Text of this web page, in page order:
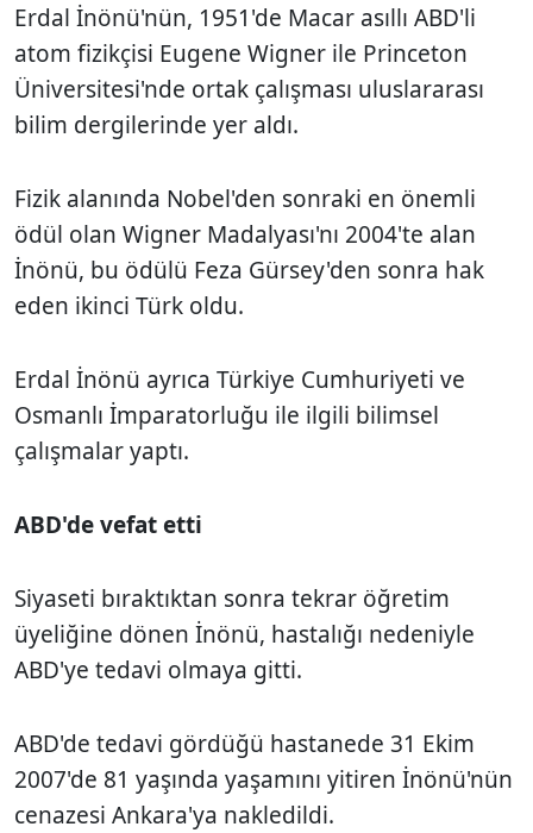
Erdal İnönü'nün, 1951'de Macar asıllı ABD'li
atom fizikçisi Eugene Wigner ile Princeton
Üniversitesi'nde ortak çalışması uluslararası
bilim dergilerinde yer aldı.
Fizik alanında Nobel'den sonraki en önemli
ödül olan Wigner Madalyası'nı 2004'te alan
İnönü, bu ödülü Feza Gürsey'den sonra hak
eden ikinci Türk oldu.
Erdal İnönü ayrıca Türkiye Cumhuriyeti ve
Osmanlı İmparatorluğu ile ilgili bilimsel
çalışmalar yaptı.
ABD'de vefat etti
Siyaseti bıraktıktan sonra tekrar öğretim
üyeliğine dönen İnönü, hastalığı nedeniyle
ABD'ye tedavi olmaya gitti.
ABD'de tedavi gördüğü hastanede 31 Ekim
2007'de 81 yaşında yaşamını yitiren İnönü'nün
cenazesi Ankara'ya nakledildi.